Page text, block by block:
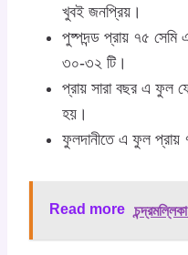
খুবই জনপ্রিয়।
পুষ্পদন্ড প্রায় ৭৫ সেমি
৩০-৩২ টি।
প্রায় সারা বছর এ ফুল
হয়।
ফুলদানীতে এ ফুল প্রায়
Read more